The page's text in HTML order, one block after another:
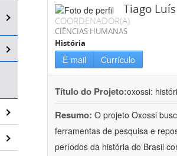
Tiago
COORDENADOR(A)
CIÊNCIAS HUMANAS
História
E-mail Currículo
Título do Projeto:oxossi:
Resumo: O projeto Oxossi
ferramentas de pesquisa e
períodos da história do Brasil